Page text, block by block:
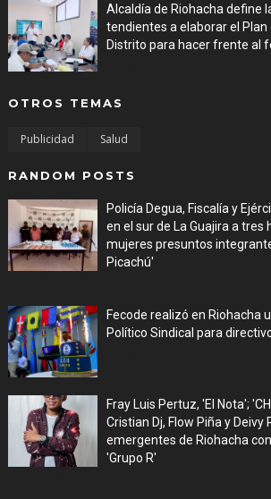
Alcaldía de Riohacha define
tendientes a elaborar el Plan
Distrito para hacer frente al
OTROS TEMAS
Publicidad Salud
RANDOM POSTS
Policía Degua, Fiscalía y
en el sur de La Guajira a tres
mujeres presuntos
Picachú'
Fecode realizó en Riohacha
Político Sindical para
Fray Luis Pertuz, 'El Nota';
Cristian Dj, Flow Piña y
emergentes de Riohacha
'Grupo R'